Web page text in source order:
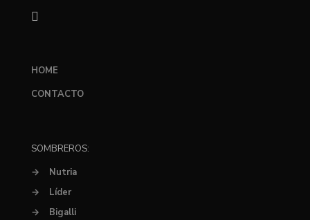
HOME
CONTACTO
SOMBREROS:
→
Nutria
→
Líder
→
Bigalli